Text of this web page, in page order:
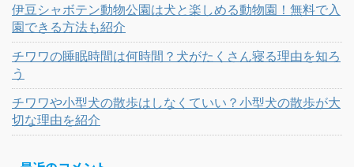
伊豆シャボテン動物公園は犬と楽しめる動物園！無料で入
園できる方法も紹介
チワワの睡眠時間は何時間？犬がたくさん寝る理由を知ろ
う
チワワや小型犬の散歩はしなくていい？小型犬の散歩が大
切な理由を紹介